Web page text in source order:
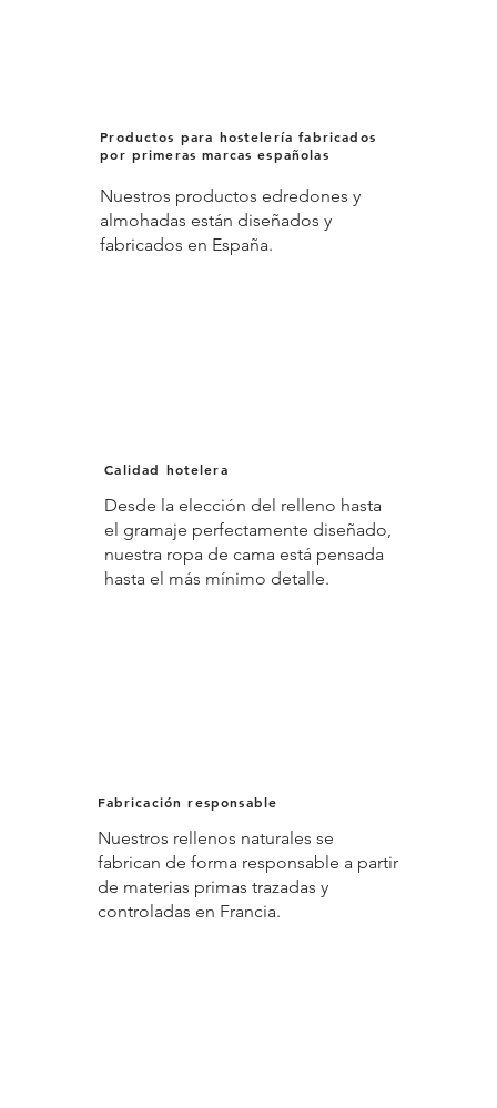
Productos para hostelería fabricados
por primeras marcas españolas
Nuestros productos edredones y
almohadas están diseñados y
fabricados en España.
Calidad hotelera
Desde la elección del relleno hasta
el gramaje perfectamente diseñado,
nuestra ropa de cama está pensada
hasta el más mínimo detalle.
Fabricación responsable
Nuestros rellenos naturales se
fabrican de forma responsable a partir
de materias primas trazadas y
controladas en Francia.